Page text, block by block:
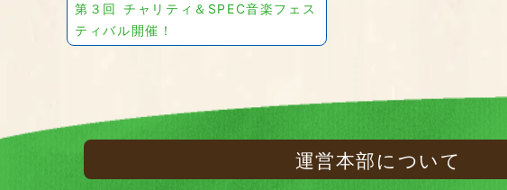
第３回 チャリティ＆SPEC音楽フェス
ティバル開催！
運営本部について